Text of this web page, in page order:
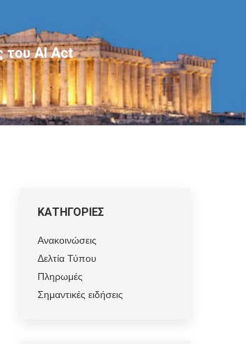
του AI Act
ΚΑΤΗΓΟΡΙΕΣ
Ανακοινώσεις
Δελτία Τύπου
Πληρωμές
Σημαντικές ειδήσεις